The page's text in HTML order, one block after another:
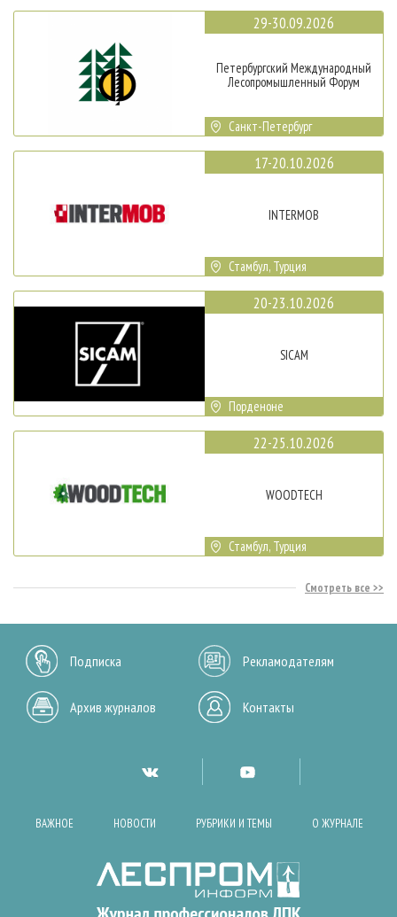
29-30.09.2026
Петербургский Международный
Лесопромышленный Форум
Санкт-Петербург
17-20.10.2026
INTERMOB
Стамбул, Турция
20-23.10.2026
SICAM
Порденоне
22-25.10.2026
WOODTECH
Стамбул, Турция
Смотреть все
Подписка Рекламодателям
Архив журналов Контакты
ВАЖНОЕ НОВОСТИ РУБРИКИ И ТЕМЫ О ЖУРНАЛЕ